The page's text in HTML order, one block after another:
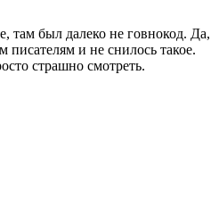
там был далеко не говнокод. Да,
и не снилось такое.
страшно смотреть.